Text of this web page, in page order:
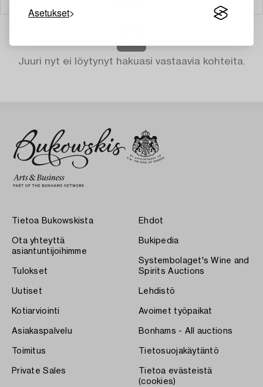
Asetukset
Juuri nyt ei löytynyt hakuasi vastaavia kohteita.
Tietoa Bukowskista
Ota yhteyttä
asiantuntijoihimme
Tulokset
Uutiset
Kotiarviointi
Asiakaspalvelu
Toimitus
Private Sales
Ehdot
Bukipedia
Systembolaget's Wine and
Spirits Auctions
Lehdistö
Avoimet työpaikat
Bonhams - All auctions
Tietosuojakäytäntö
Tietoa evästeistä
(cookies)